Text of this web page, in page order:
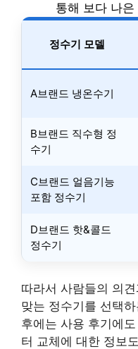
통해 보다 나
정수기 모델
A브랜드 냉온수기
B브랜드 직수형 정
수기
C브랜드 얼음기능
포함 정수기
D브랜드 핫&콜드
정수기
따라서 사람들의 의
맞는 정수기를 선택
후에는 사용 후기에
터 교체에 대한 정보